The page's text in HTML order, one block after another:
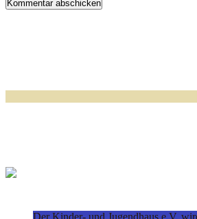
Der Kinder- und Jugendhaus e.V.